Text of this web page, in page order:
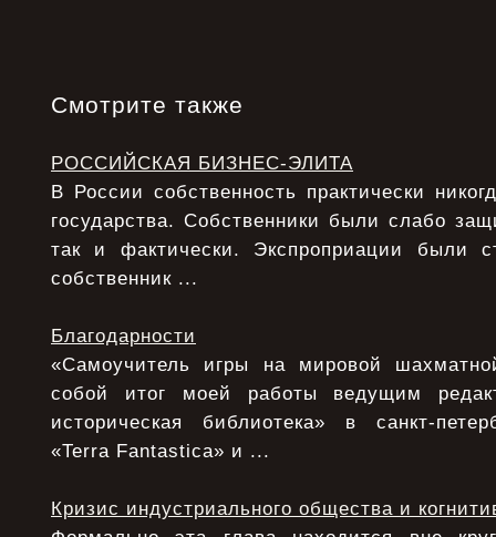
Смотрите также
РОССИЙСКАЯ БИЗНЕС-ЭЛИТА
В России собственность практически
государства. Собственники были слабо
так и фактически. Экспроприации были
собственник ...
Благодарности
«Самоучитель игры на мировой
собой итог моей работы ведущим
историческая библиотека» в санкт-
«Terra Fantastica» и ...
Кризис индустриального общества и